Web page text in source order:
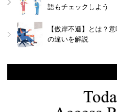
語もチェックしよう
【傲岸不遜】とは？
の違いを解説